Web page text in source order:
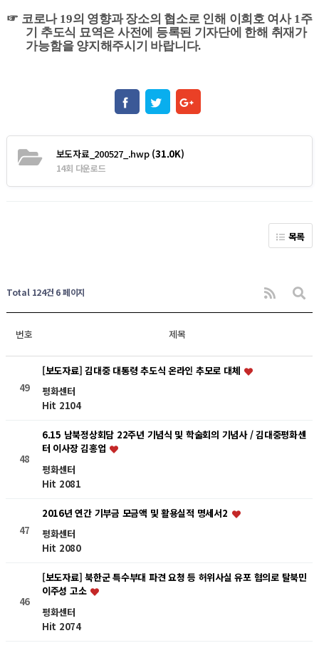
☞ 코로나 19의 영향과 장소의 협소로 인해 이희호 여사 1주
기 추도식 묘역은 사전에 등록된 기자단에 한해 취재가
가능함을 양지해주시기 바랍니다.
보도자료_200527_.hwp(31.0K)
14회 다운로드
목록
Total 124건 6 페이지
번호 제목
49
[보도자료] 김대중 대통령 추도식 온라인 추모로 대체
평화센터
Hit 2104
48
6.15 남북정상회담 22주년 기념식 및 학술회의 기념사 / 김대중평화센
터 이사장 김홍업
평화센터
Hit 2081
47
2016년 연간 기부금 모금액 및 활용실적 명세서2
평화센터
Hit 2080
46
[보도자료] 북한군 특수부대 파견 요청 등 허위사실 유포 혐의로 탈북민
이주성 고소
평화센터
Hit 2074